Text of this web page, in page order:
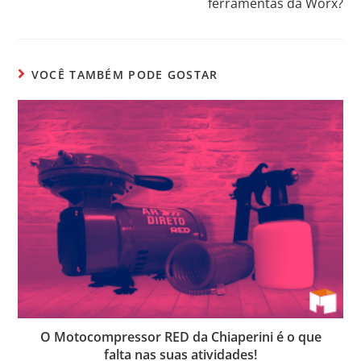
VOCÊ TAMBÉM PODE GOSTAR
O Motocompressor RED da Chiaperini é o que
falta nas suas atividades!